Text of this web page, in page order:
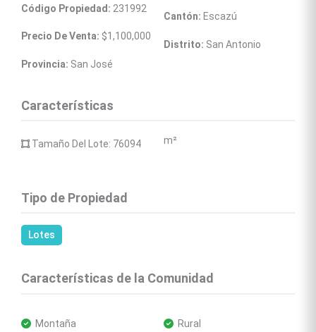
Código Propiedad: 231992
Precio De Venta: $1,100,000
Provincia: San José
Cantón: Escazú
Distrito: San Antonio
Características
m²
Tipo de Propiedad
Lotes
Características de la Comunidad
Montaña Rural